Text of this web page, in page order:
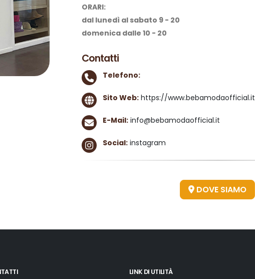
ORARI:
dal lunedì al sabato 9 - 20
domenica dalle 10 - 20
Contatti
Telefono:
Sito Web: https://www.bebamodaofficial.it
E-Mail: info@bebamodaofficial.it
Social: instagram
DOVE SIAMO
LINK DI UTILITÀ